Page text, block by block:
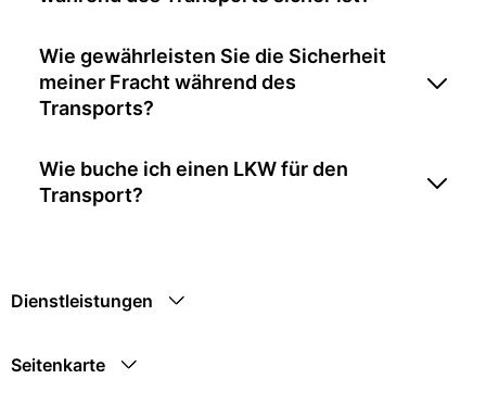
Wie gewährleisten Sie die Sicherheit
meiner Fracht während des
Transports?
Wie buche ich einen LKW für den
Transport?
Dienstleistungen
Seitenkarte